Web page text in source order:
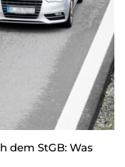
dem StGB: Was